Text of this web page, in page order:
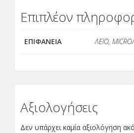
Επιπλέον
ΕΠΙΦΑΝΕΙΑ ΛΕΙΟ,
Αξιολογήσεις
Δεν υπάρχει καμία αξιολόγηση